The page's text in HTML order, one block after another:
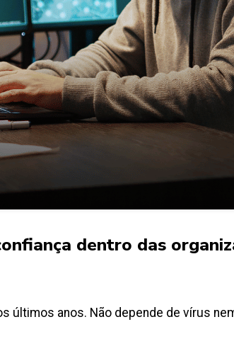
dentro das
últimos anos. Não depende de vírus